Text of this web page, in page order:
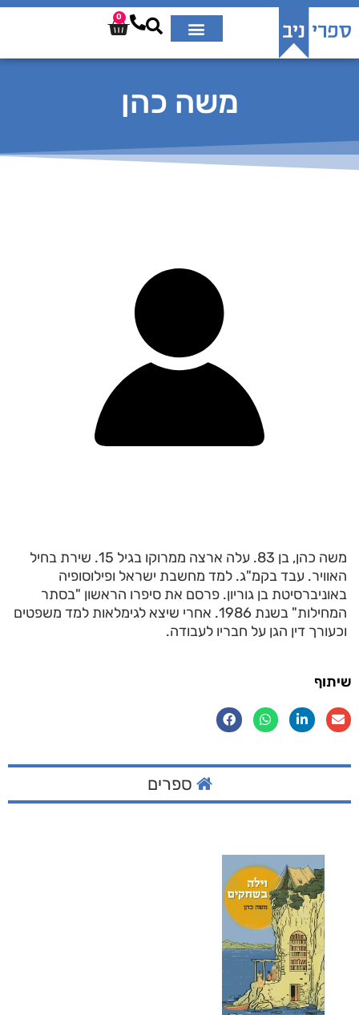
0
משה כהן
משה כהן, בן 83. עלה ארצה ממרוקו בגיל 15. שירת בחיל
האוויר. עבד בקמ"ג. למד מחשבת ישראל ופילוסופיה
באוניברסיטת בן גוריון. פרסם את סיפרו הראשון "בסתר
המחילות" בשנת 1986. אחרי שיצא לגימלאות למד משפטים
וכעורך דין הגן על חבריו לעבודה.
שיתוף
ספרים